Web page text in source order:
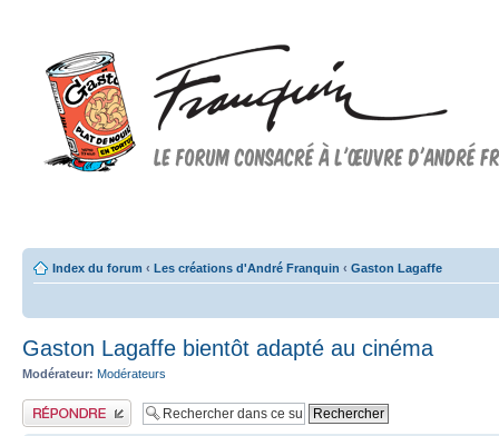
Index du forum ‹ Les créations d'André Franquin ‹ Gaston Lagaffe
Gaston Lagaffe bientôt adapté au cinéma
Modérateur: Modérateurs
Publier une réponse